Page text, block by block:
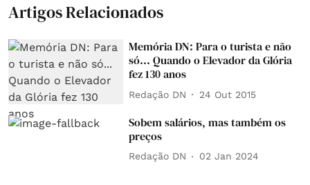
Artigos Relacionados
Memória DN: Para o turista e não
só... Quando o Elevador da Glória
fez 130 anos
Redação DN 24 Out 2015
Sobem salários, mas também os
preços
Redação DN 02 Jan 2024